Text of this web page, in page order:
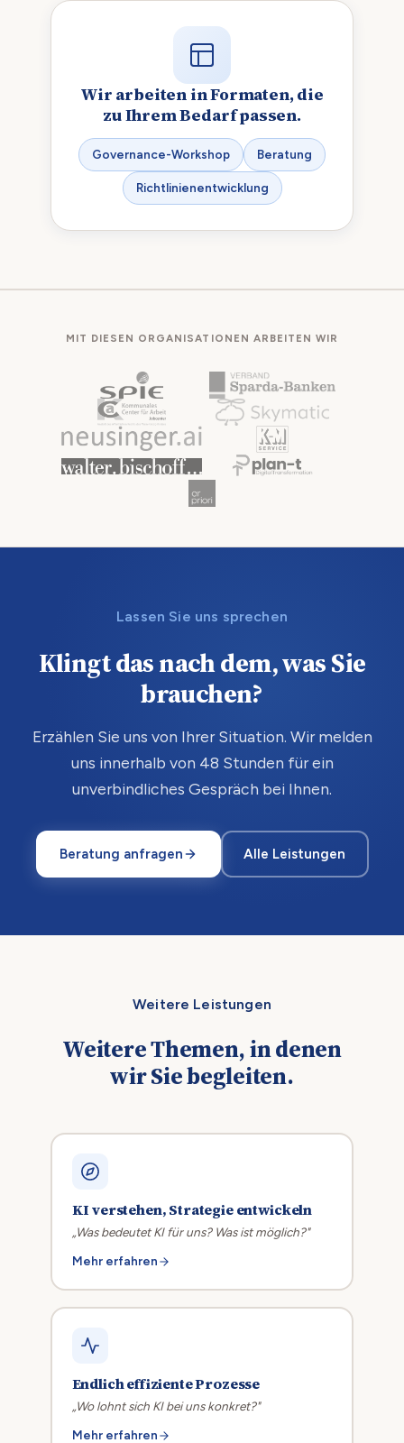
Wir arbeiten in Formaten, die
zu Ihrem Bedarf passen.
Governance-Workshop Beratung
Richtlinienentwicklung
MIT DIESEN ORGANISATIONEN ARBEITEN WIR
Lassen Sie uns sprechen
Klingt das nach dem, was Sie
brauchen?
Erzählen Sie uns von Ihrer Situation. Wir melden
uns innerhalb von 48 Stunden für ein
unverbindliches Gespräch bei Ihnen.
Beratung anfragen Alle Leistungen
Weitere Leistungen
Weitere Themen, in denen
wir Sie begleiten.
KI verstehen, Strategie entwickeln
„Was bedeutet KI für uns? Was ist möglich?"
Mehr erfahren
Endlich effiziente Prozesse
„Wo lohnt sich KI bei uns konkret?"
Mehr erfahren